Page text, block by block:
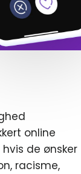
online
de ønsker
racisme,